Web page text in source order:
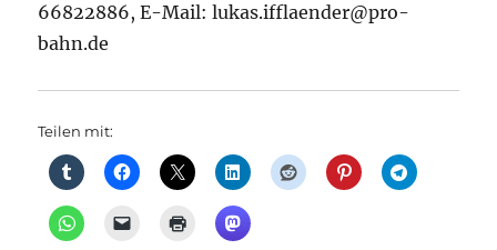
66822886, E-Mail: lukas.ifflaender@pro-
bahn.de
Teilen mit: